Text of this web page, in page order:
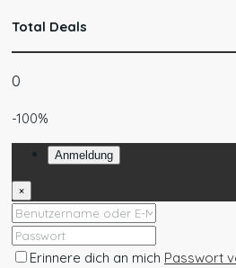
Total Deals
0
-100%
Anmeldung
×
Erinnere dich an mich Passwort